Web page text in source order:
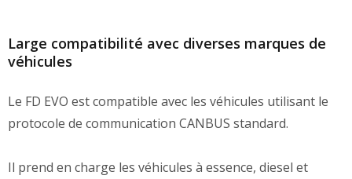
Large compatibilité avec diverses marques de
véhicules
Le FD EVO est compatible avec les véhicules utilisant le
protocole de communication CANBUS standard.
Il prend en charge les véhicules à essence, diesel et